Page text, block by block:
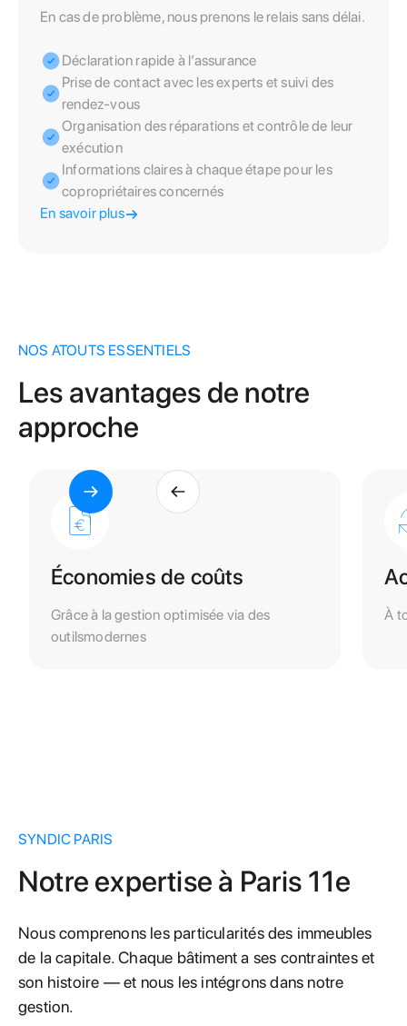
En cas de problème, nous prenons le relais sans délai.
Déclaration rapide à l’assurance
Prise de contact avec les experts et suivi des
rendez-vous
Organisation des réparations et contrôle de leur
exécution
Informations claires à chaque étape pour les
copropriétaires concernés
En savoir plus
NOS ATOUTS ESSENTIELS
Les avantages de notre
approche
Économies de coûts
Grâce à la gestion optimisée via des
outilsmodernes
À
SYNDIC PARIS
Notre expertise à Paris 11e
Nous comprenons les particularités des immeubles
de la capitale. Chaque bâtiment a ses contraintes et
son histoire — et nous les intégrons dans notre
gestion.